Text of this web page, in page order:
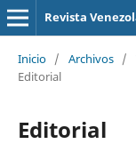
Revista
Inicio / Archivos /
Editorial
Editorial